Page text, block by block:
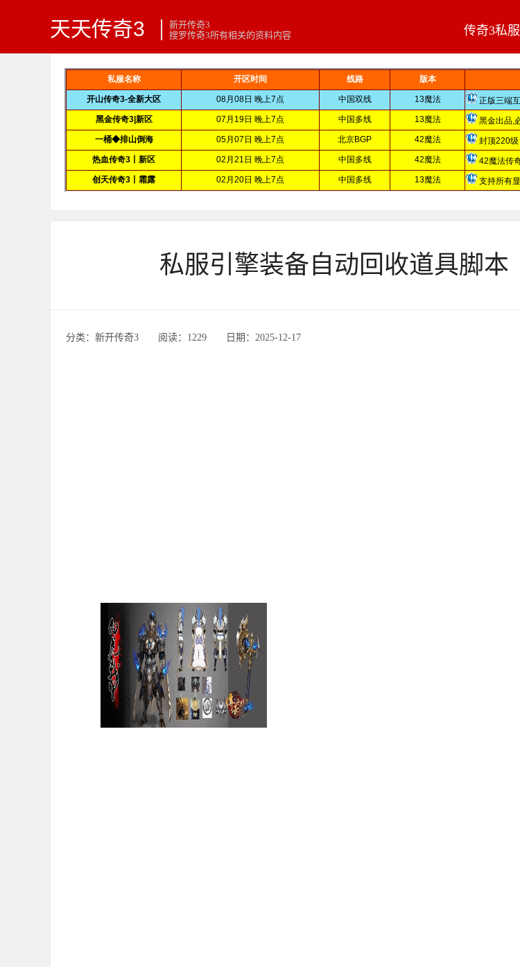
天天传奇3
新开传奇3
搜罗传奇3所有相关的资料内容
传奇3私服
私服引擎装备自动回收道具脚本
分类：新开传奇3 ‌‍阅读：1229 ‌‍日期：2025-12-17